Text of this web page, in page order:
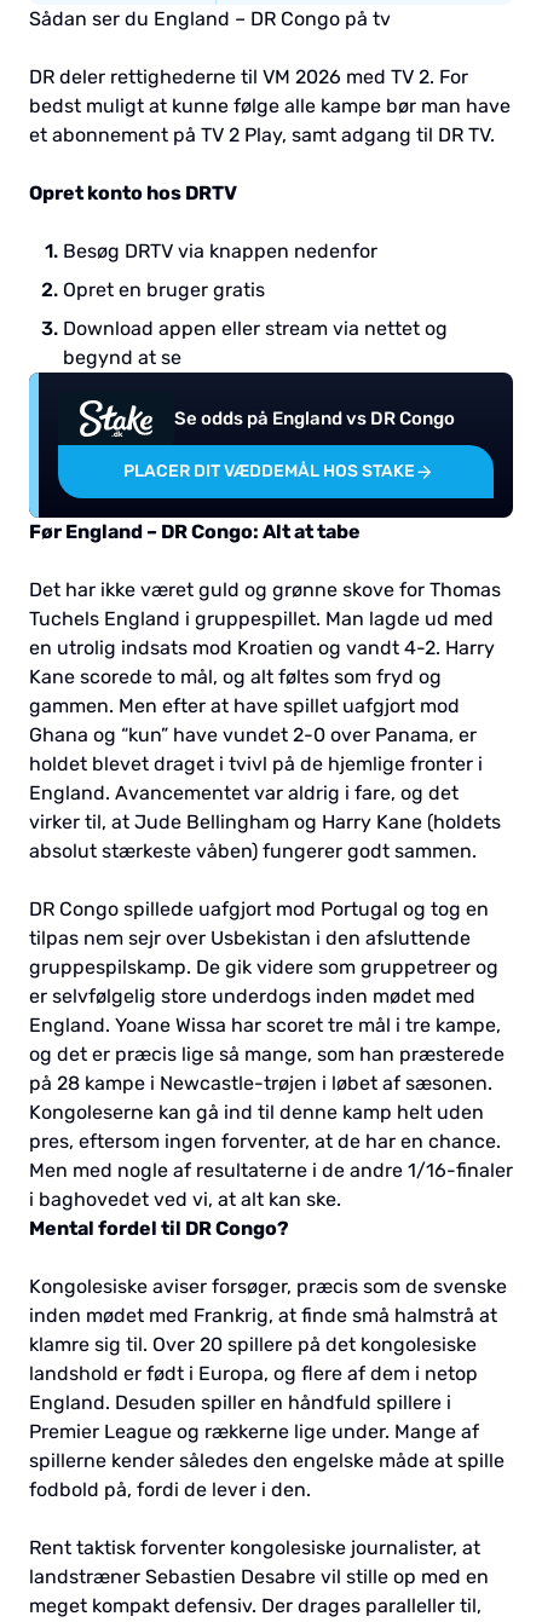
Sådan ser du England – DR Congo på tv
DR deler rettighederne til VM 2026 med TV 2. For
bedst muligt at kunne følge alle kampe bør man have
et abonnement på TV 2 Play, samt adgang til DR TV.
Opret konto hos DRTV
Besøg DRTV via knappen nedenfor
Opret en bruger gratis
Download appen eller stream via nettet og
begynd at se
Se odds på England vs DR Congo
PLACER DIT VÆDDEMÅL HOS STAKE
Før England – DR Congo: Alt at tabe
Det har ikke været guld og grønne skove for Thomas
Tuchels England i gruppespillet. Man lagde ud med
en utrolig indsats mod Kroatien og vandt 4-2. Harry
Kane scorede to mål, og alt føltes som fryd og
gammen. Men efter at have spillet uafgjort mod
Ghana og “kun” have vundet 2-0 over Panama, er
holdet blevet draget i tvivl på de hjemlige fronter i
England. Avancementet var aldrig i fare, og det
virker til, at Jude Bellingham og Harry Kane (holdets
absolut stærkeste våben) fungerer godt sammen.
DR Congo spillede uafgjort mod Portugal og tog en
tilpas nem sejr over Usbekistan i den afsluttende
gruppespilskamp. De gik videre som gruppetreer og
er selvfølgelig store underdogs inden mødet med
England. Yoane Wissa har scoret tre mål i tre kampe,
og det er præcis lige så mange, som han præsterede
på 28 kampe i Newcastle-trøjen i løbet af sæsonen.
Kongoleserne kan gå ind til denne kamp helt uden
pres, eftersom ingen forventer, at de har en chance.
Men med nogle af resultaterne i de andre 1/16-finaler
i baghovedet ved vi, at alt kan ske.
Mental fordel til DR Congo?
Kongolesiske aviser forsøger, præcis som de svenske
inden mødet med Frankrig, at finde små halmstrå at
klamre sig til. Over 20 spillere på det kongolesiske
landshold er født i Europa, og flere af dem i netop
England. Desuden spiller en håndfuld spillere i
Premier League og rækkerne lige under. Mange af
spillerne kender således den engelske måde at spille
fodbold på, fordi de lever i den.
Rent taktisk forventer kongolesiske journalister, at
landstræner Sebastien Desabre vil stille op med en
meget kompakt defensiv. Der drages paralleller til,